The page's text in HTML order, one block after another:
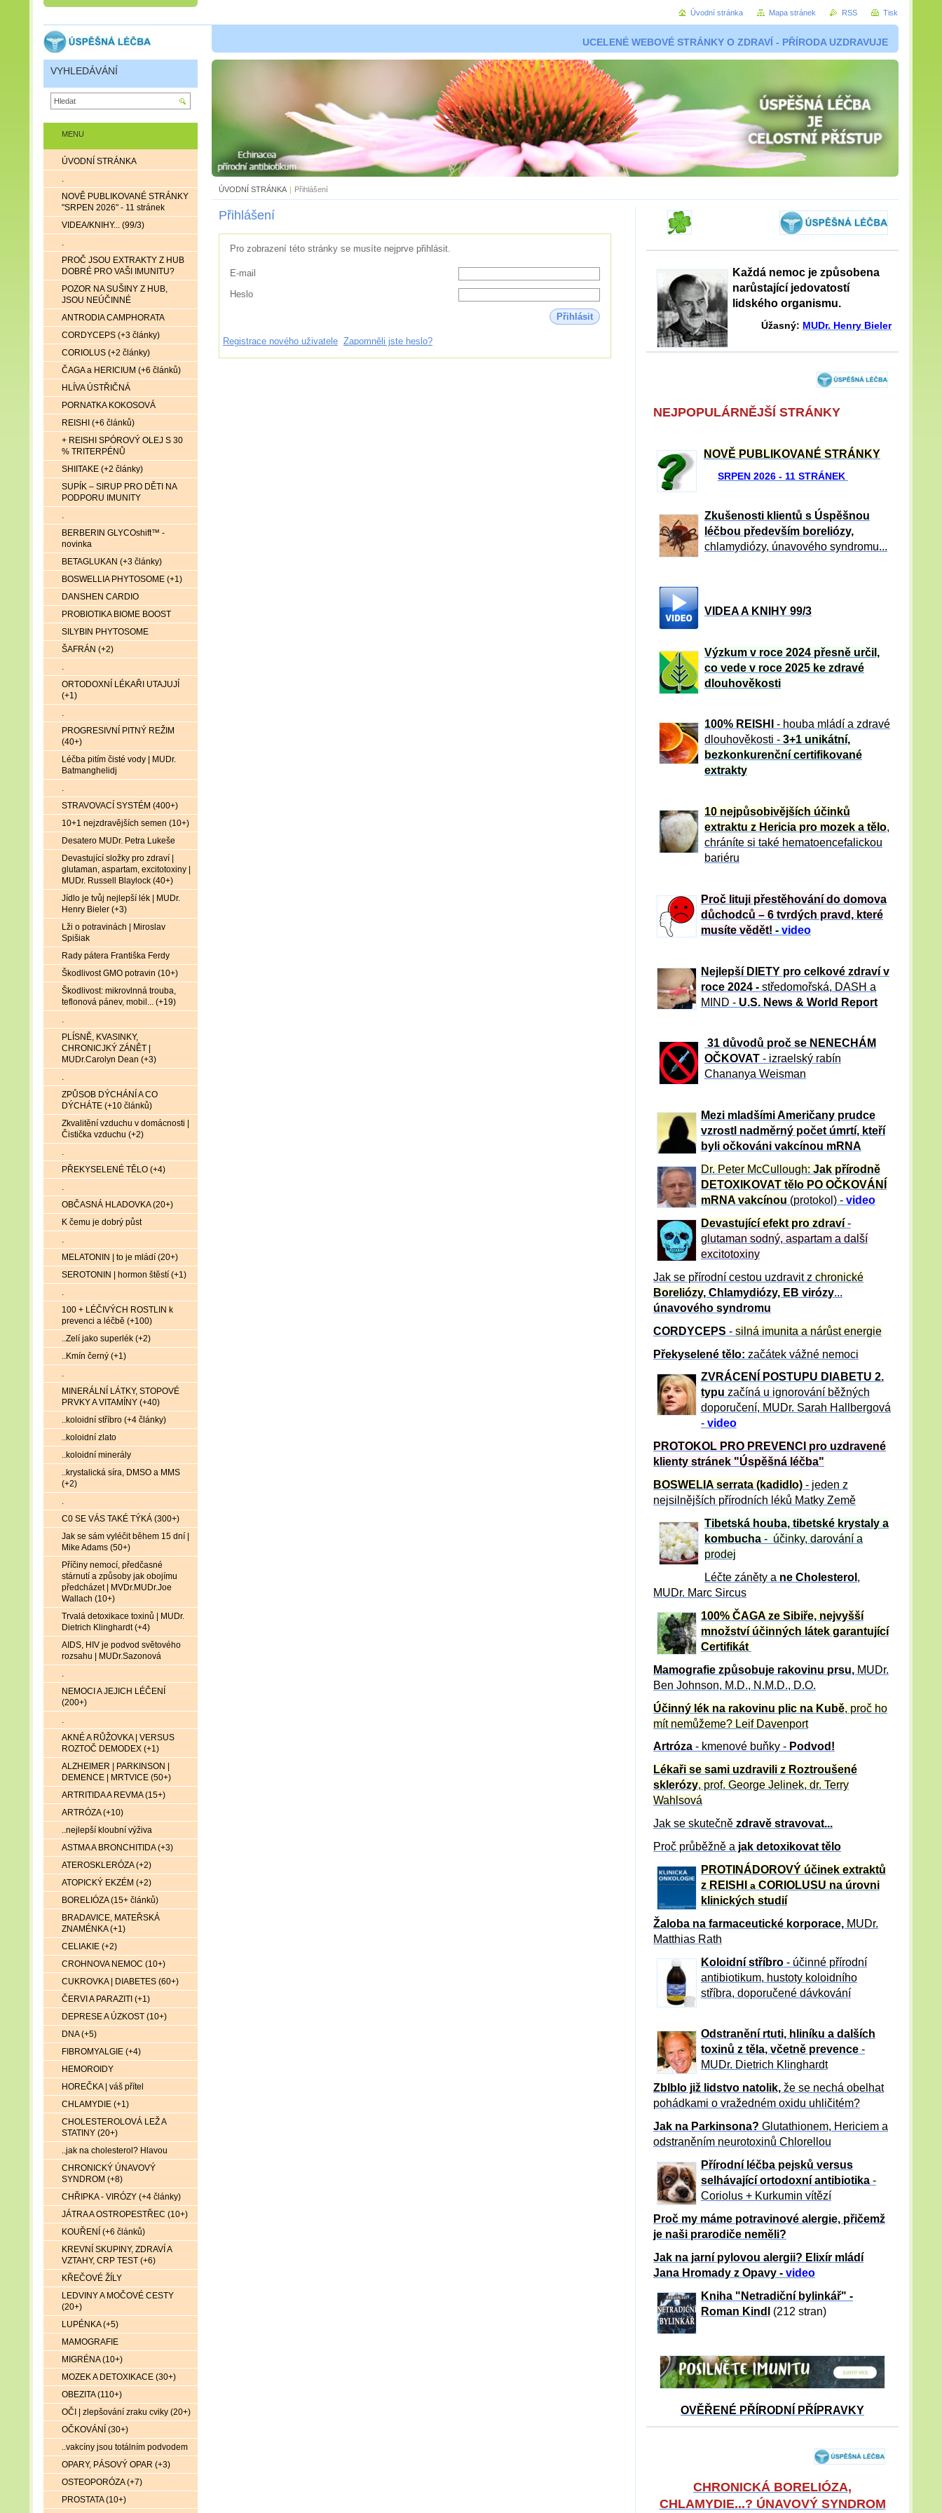
UCELENÉ WEBOVÉ STRÁNKY O ZDRAVÍ - PŘÍRODA UZDRAVUJE
ÚVODNÍ STRÁNKA | Přihlášení
Přihlášení
Pro zobrazení této stránky se musíte nejprve přihlásit.
E-mail
Heslo
Přihlásit
Registrace nového uživatele Zapomněli jste heslo?
Každá nemoc je způsobena
narůstající jedovatostí
lidského organismu.
Úžasný: MUDr. Henry Bieler
NEJPOPULÁRNĚJŠÍ STRÁNKY
NOVĚ PUBLIKOVANÉ STRÁNKY
SRPEN 2026 - 11 STRÁNEK
Zkušenosti klientů s Úspěšnou
léčbou především boreliózy,
chlamydiózy, únavového syndromu...
VIDEA A KNIHY 99/3
Výzkum v roce 2024 přesně určil,
co vede v roce 2025 ke zdravé
dlouhověkosti
100% REISHI
- houba mládí a zdravé
dlouhověkosti - 3+1 unikátní,
bezkonkurenční certifikované
extrakty
10 nejpůsobivějších účinků
extraktu z Hericia pro mozek a tělo,
chráníte si také hematoencefalickou
bariéru
Proč lituji přestěhování do domova
důchodců – 6 tvrdých pravd, které
musíte vědět! - video
Nejlepší DIETY pro celkové zdraví v
roce 2024 - středomořská, DASH a
MIND - U.S. News & World Report
31 důvod ů proč se NENECHÁM
OČKOVAT - izraelský rabín
Chananya Weisman
Mezi mladšími Američany prudce
vzrostl nadměrný počet úmrtí, kteří
byli očkováni vakcínou mRNA
Dr. Peter McCullough: Jak přírodně
DETOXIKOVAT tělo PO OČKOVÁNÍ
mRNA vakcínou (protokol) - video
Devastující efekt pro zdraví-
glutaman sodný, aspartam a další
excitotoxiny
Jak se přírodní cestou uzdravit z chronické
Boreliózy, Chlamydiózy, EB virózy...
únavového syndromu
CORDYCEPS - silná imunita a nárůst energie
Překyselené tělo: začátek vážné nemoci
ZVRÁCE NÍ POSTUPU DIABETU 2.
typu začíná u ignorování běžných
doporučení, MUDr. Sarah Hallbergová
- video
PROTOKOL PRO PREVENCI pro uzdravené
klienty stránek "Úspěšná léčba"
BOSWELIA serrata (kadidlo) - jeden z
nejsilnějších přírodních léků Matky Země
Tibetská houba, tibetské krystaly a
kombucha - účinky, darování a
prodej
Léčte záněty a ne Cholesterol ,
MUDr. Marc Sircus
100% ČAGA ze Sibiře, nejvyšší
množství účinných látek garantující
Certifikát
Mamografie způsobuje rakovinu prsu, MUDr.
Ben Johnson, M.D., N.M.D., D.O.
Účinný lék na rakovinu plic na Kubě, proč ho
mít nemůžeme? Leif Davenport
Artróza - kmenové buňky - Podvod!
Lékaři se sami uzdravili z Roztroušené
sklerózy, prof. George Jelinek, dr. Terry
Wahlsová
Jak se skutečně zdravě stravovat...
Proč průběžně a jak detoxikovat tělo
PROTINÁDOROVÝ účinek extraktů
z REISHI a CORIOLUSU na úrovni
klinických studií
Žaloba na farmaceutické korporace, MUDr.
Matthias Rath
Koloidní stříbro- účinné přírodní
antibiotikum, hustoty koloidního
stříbra, doporučené dávkování
Odstranění rtuti, hliníku a dalších
toxinů z těla, včetně prevence -
MUDr. Dietrich Klinghardt
Zblblo již lidstvo natolik, že se nechá obelhat
pohádkami o vražedném oxidu uhličitém?
Jak na Parkinsona? Glutathionem, Hericiem a
odstraněním neurotoxinů Chlorellou
Přírodní léčba pejsků versus
selhávající ortodoxní antibiotika -
Coriolus + Kurkumin vítězí
Proč my máme potravinové alergie, přičemž
je naši prarodiče neměli?
Jak na jarní pylovou alergii? Elixír mládí
Jana Hromady z Opavy - video
Kniha "Netradiční bylinkář" -
Roman Kindl
(212 stran)
OVĚŘENÉ PŘÍRODNÍ PŘÍPRAVKY
CHRONICKÁ BORELIÓZA,
CHLAMYDIE...? ÚNAVOVÝ SYNDROM
MENU
ÚVODNÍ STRÁNKA
.
NOVĚ PUBLIKOVANÉ STRÁNKY
"SRPEN 2026" - 11 stránek
VIDEA/KNIHY... (99/3)
.
PROČ JSOU EXTRAKTY Z HUB
DOBRÉ PRO VAŠI IMUNITU?
POZOR NA SUŠINY Z HUB,
JSOU NEÚČINNÉ
ANTRODIA CAMPHORATA
CORDYCEPS (+3 články)
CORIOLUS (+2 články)
ČAGA a HERICIUM (+6 článků)
HLÍVA ÚSTŘIČNÁ
PORNATKA KOKOSOVÁ
REISHI (+6 článků)
+ REISHI SPÓROVÝ OLEJ S 30
% TRITERPÉNŮ
SHIITAKE (+2 články)
SUPÍK – SIRUP PRO DĚTI NA
PODPORU IMUNITY
.
BERBERIN GLYCOshift™ -
novinka
BETAGLUKAN (+3 články)
BOSWELLIA PHYTOSOME (+1)
DANSHEN CARDIO
PROBIOTIKA BIOME BOOST
SILYBIN PHYTOSOME
ŠAFRÁN (+2)
.
ORTODOXNÍ LÉKAŘI UTAJUJÍ
(+1)
.
PROGRESIVNÍ PITNÝ REŽIM
(40+)
Léčba pitím čisté vody | MUDr.
Batmanghelidj
.
STRAVOVACÍ SYSTÉM (400+)
10+1 nejzdravějších semen (10+)
Desatero MUDr. Petra Lukeše
Devastující složky pro zdraví |
glutaman, aspartam, excitotoxiny |
MUDr. Russell Blaylock (40+)
Jídlo je tvůj nejlepší lék | MUDr.
Henry Bieler (+3)
Lži o potravinách | Miroslav
Spišiak
Rady pátera Františka Ferdy
Škodlivost GMO potravin (10+)
Škodlivost: mikrovlnná trouba,
teflonová pánev, mobil... (+19)
.
PLÍSNĚ, KVASINKY,
CHRONICJKÝ ZÁNĚT |
MUDr.Carolyn Dean (+3)
.
ZPŮSOB DÝCHÁNÍ A CO
DÝCHÁTE (+10 článků)
Zkvalitění vzduchu v domácnosti |
Čistička vzduchu (+2)
.
PŘEKYSELENÉ TĚLO (+4)
.
OBČASNÁ HLADOVKA (20+)
K čemu je dobrý půst
.
MELATONIN | to je mládí (20+)
SEROTONIN | hormon štěstí (+1)
.
100 + LÉČIVÝCH ROSTLIN k
prevenci a léčbě (+100)
..Zelí jako superlék (+2)
..Kmín černý (+1)
.
MINERÁLNÍ LÁTKY, STOPOVÉ
PRVKY A VITAMÍNY (+40)
..koloidní stříbro (+4 články)
..koloidní zlato
..koloidní minerály
..krystalická síra, DMSO a MMS
(+2)
.
C0 SE VÁS TAKÉ TÝKÁ (300+)
Jak se sám vyléčit během 15 dní |
Mike Adams (50+)
Příčiny nemocí, předčasné
stárnutí a způsoby jak obojímu
předcházet | MVDr.MUDr.Joe
Wallach (10+)
Trvalá detoxikace toxinů | MUDr.
Dietrich Klinghardt (+4)
AIDS, HIV je podvod světového
rozsahu | MUDr.Sazonová
.
NEMOCI A JEJICH LÉČENÍ
(200+)
.
AKNÉ A RŮŽOVKA | VERSUS
ROZTOČ DEMODEX (+1)
ALZHEIMER | PARKINSON |
DEMENCE | MRTVICE (50+)
ARTRITIDA A REVMA (15+)
ARTRÓZA (+10)
..nejlepší kloubní výživa
ASTMA A BRONCHITIDA (+3)
ATEROSKLERÓZA (+2)
ATOPICKÝ EKZÉM (+2)
BORELIÓZA (15+ článků)
BRADAVICE, MATEŘSKÁ
ZNAMÉNKA (+1)
CELIAKIE (+2)
CROHNOVA NEMOC (10+)
CUKROVKA | DIABETES (60+)
ČERVI A PARAZITI (+1)
DEPRESE A ÚZKOST (10+)
DNA (+5)
FIBROMYALGIE (+4)
HEMOROIDY
HOREČKA | váš přítel
CHLAMYDIE (+1)
CHOLESTEROLOVÁ LEŽ A
STATINY (20+)
..jak na cholesterol? Hlavou
CHRONICKÝ ÚNAVOVÝ
SYNDROM (+8)
CHŘIPKA - VIRÓZY (+4 články)
JÁTRA A OSTROPESTŘEC (10+)
KOUŘENÍ (+6 článků)
KREVNÍ SKUPINY, ZDRAVÍ A
VZTAHY, CRP TEST (+6)
KŘEČOVÉ ŽÍLY
LEDVINY A MOČOVÉ CESTY
(20+)
LUPÉNKA (+5)
MAMOGRAFIE
MIGRÉNA (10+)
MOZEK A DETOXIKACE (30+)
OBEZITA (110+)
OČI | zlepšování zraku cviky (20+)
OČKOVÁNÍ (30+)
..vakcíny jsou totálním podvodem
OPARY, PÁSOVÝ OPAR (+3)
OSTEOPORÓZA (+7)
PROSTATA (10+)
VYHLEDÁVÁNÍ
Úvodní stránka Mapa stránek RSS Tisk